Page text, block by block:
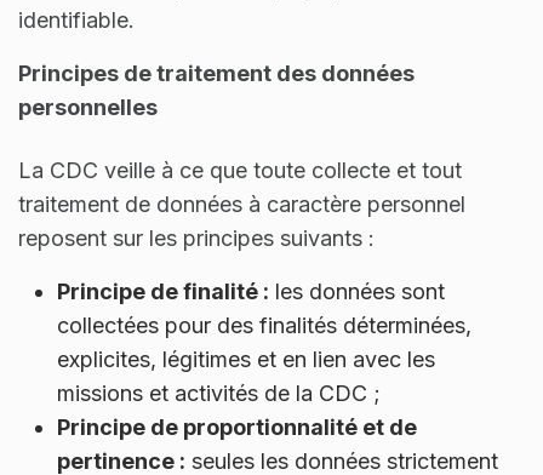
identifiable.
Principes de traitement des données
personnelles
La CDC veille à ce que toute collecte et tout
traitement de données à caractère personnel
reposent sur les principes suivants :
Principe de finalité : les données sont
collectées pour des finalités déterminées,
explicites, légitimes et en lien avec les
missions et activités de la CDC ;
Principe de proportionnalité et de
pertinence : seules les données strictement